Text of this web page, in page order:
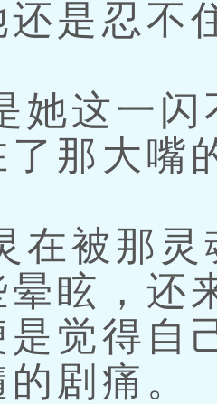
还是忍不
这一闪
了那大嘴
被那灵
晕眩，还
是觉得自
剧痛。